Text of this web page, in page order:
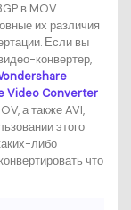
в MOV
их различия
Если вы
конвертер,
Video Converter
а также AVI,
этого
либо
что